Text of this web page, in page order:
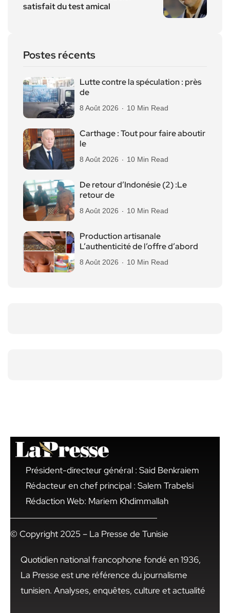
satisfait du test amical
Postes récents
Lutte contre la spéculation : près
de
8 Août 2026 10 Min Read
Carthage : Tout pour faire aboutir
le
8 Août 2026 10 Min Read
De retour d’Indonésie (2) :Le
retour de
8 Août 2026 10 Min Read
Production artisanale
L’authenticité de l’offre d’abord
8 Août 2026 10 Min Read
Président-directeur général : Said Benkraiem
Rédacteur en chef principal : Salem Trabelsi
Rédaction Web: Mariem Khdimmallah
© Copyright 2025 – La Presse de Tunisie
Quotidien national francophone fondé en 1936,
La Presse est une référence du journalisme
tunisien. Analyses, enquêtes, culture et actualité